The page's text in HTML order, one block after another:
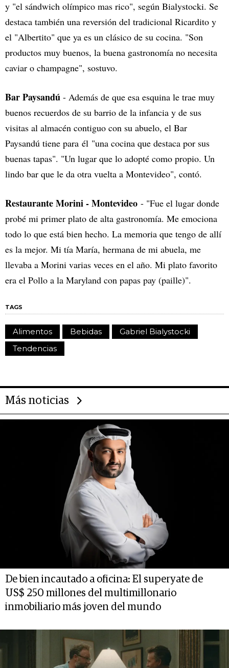
y "el sándwich olímpico mas rico", según Bialystocki. Se
destaca también una reversión del tradicional Ricardito y
el "Albertito" que ya es un clásico de su cocina. "Son
productos muy buenos, la buena gastronomía no necesita
caviar o champagne", sostuvo.
Bar Paysandú - Además de que esa esquina le trae muy
buenos recuerdos de su barrio de la infancia y de sus
visitas al almacén contiguo con su abuelo, el Bar
Paysandú tiene para él "una cocina que destaca por sus
buenas tapas". "Un lugar que lo adopté como propio. Un
lindo bar que le da otra vuelta a Montevideo", contó.
Restaurante Morini - Montevideo - "Fue el lugar donde
probé mi primer plato de alta gastronomía. Me emociona
todo lo que está bien hecho. La memoria que tengo de allí
es la mejor. Mi tía María, hermana de mi abuela, me
llevaba a Morini varias veces en el año. Mi plato favorito
era el Pollo a la Maryland con papas pay (paille)".
TAGS
Alimentos Bebidas
Gabriel Bialystocki
Tendencias
Más noticias
De bien incautado a oficina: El superyate de
US$ 250 millones del multimillonario
inmobiliario más joven del mundo